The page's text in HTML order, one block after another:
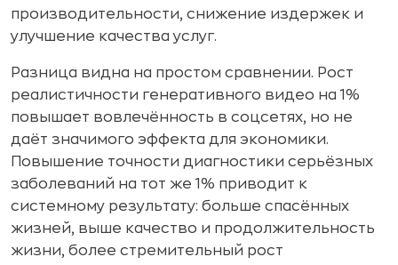
производительности, снижение издержек и
улучшение качества услуг.
Разница видна на простом сравнении. Рост
реалистичности генеративного видео на 1%
повышает вовлечённость в соцсетях, но не
даёт значимого эффекта для экономики.
Повышение точности диагностики серьёзных
заболеваний на тот же 1% приводит к
системному результату: больше спасённых
жизней, выше качество и продолжительность
жизни, более стремительный рост